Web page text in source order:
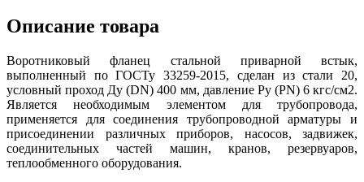
Описание товара
Воротниковый фланец стальной приварной встык,
выполненный по ГОСТу 33259-2015, сделан из стали 20,
условный проход Ду (DN) 400 мм, давление Ру (PN) 6 кгс/см2.
Является необходимым элементом для трубопровода,
применяется для соединения трубопроводной арматуры и
присоединении различных приборов, насосов, задвижек,
соединительных частей машин, кранов, резервуаров,
теплообменного оборудования.